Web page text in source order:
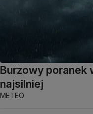
Burzowy poranek
najsilniej
METEO